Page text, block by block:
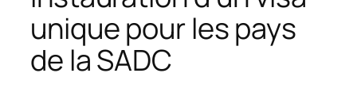
unique pour les pays
de la SADC